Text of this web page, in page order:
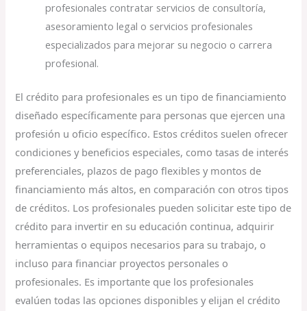
profesionales contratar servicios de consultoría,
asesoramiento legal o servicios profesionales
especializados para mejorar su negocio o carrera
profesional.
El crédito para profesionales es un tipo de financiamiento
diseñado específicamente para personas que ejercen una
profesión u oficio específico. Estos créditos suelen ofrecer
condiciones y beneficios especiales, como tasas de interés
preferenciales, plazos de pago flexibles y montos de
financiamiento más altos, en comparación con otros tipos
de créditos. Los profesionales pueden solicitar este tipo de
crédito para invertir en su educación continua, adquirir
herramientas o equipos necesarios para su trabajo, o
incluso para financiar proyectos personales o
profesionales. Es importante que los profesionales
evalúen todas las opciones disponibles y elijan el crédito